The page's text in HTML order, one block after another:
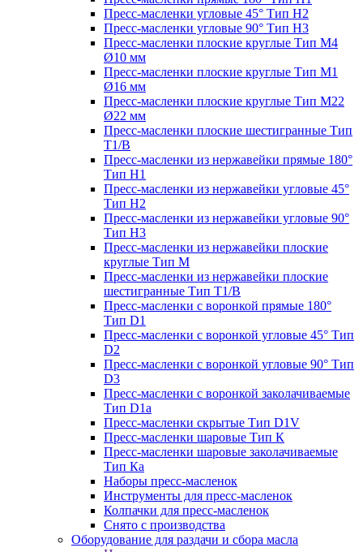
Пресс-масленки угловые 45° Тип H2
Пресс-масленки угловые 90° Тип H3
Пресс-масленки плоские круглые Тип M4
Ø10 мм
Пресс-масленки плоские круглые Тип M1
Ø16 мм
Пресс-масленки плоские круглые Тип M22
Ø22 мм
Пресс-масленки плоские шестигранные Тип
T1/B
Пресс-масленки из нержавейки прямые 180°
Тип H1
Пресс-масленки из нержавейки угловые 45°
Тип H2
Пресс-масленки из нержавейки угловые 90°
Тип H3
Пресс-масленки из нержавейки плоские
круглые Тип M
Пресс-масленки из нержавейки плоские
шестигранные Тип T1/B
Пресс-масленки с воронкой прямые 180°
Тип D1
Пресс-масленки с воронкой угловые 45° Тип
D2
Пресс-масленки с воронкой угловые 90° Тип
D3
Пресс-масленки с воронкой заколачиваемые
Тип D1a
Пресс-масленки скрытые Тип D1V
Пресс-масленки шаровые Тип К
Пресс-масленки шаровые заколачиваемые
Тип Кa
Наборы пресс-масленок
Инструменты для пресс-масленок
Колпачки для пресс-масленок
Снято с производства
Оборудование для раздачи и сбора масла